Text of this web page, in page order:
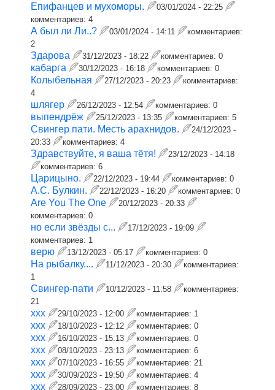
Епифанцев и мухоморы.
03/01/2024 - 22:25
комментариев:4
А был ли Ли..? 03/01/2024 - 14:11
комментариев:
2
Здарова 31/12/2023 - 18:22 комментариев:0
кабарга 30/12/2023 - 16:18 комментариев:0
Колыбельная 27/12/2023 - 20:23
комментариев:
4
шлягер 26/12/2023 - 12:54 комментариев:0
выпендрёж 25/12/2023 - 13:35 комментариев:5
Свингер пати. Месть арахнидов.
24/12/2023 -
20:33
комментариев:4
Здравствуйте, я ваша тётя!
23/12/2023 - 14:18
комментариев:6
Царицыно. 22/12/2023 - 19:44 комментариев:0
А.С. Булкин. 22/12/2023 - 16:20 комментариев:0
Are You The One
20/12/2023 - 20:33
комментариев:0
но если звёзды с...
17/12/2023 - 19:09
комментариев: 1
верю 13/12/2023 - 05:17 комментариев:0
На рыбалку.... 11/12/2023 - 20:30
комментариев:
1
Свингер-пати 10/12/2023 - 11:58
комментариев:
21
ххх 29/10/2023 - 12:00 комментариев: 1
ххх 18/10/2023 - 12:12 комментариев:0
ххх 16/10/2023 - 15:13 комментариев:0
ххх 08/10/2023 - 23:13 комментариев:6
ххх 07/10/2023 - 16:55 комментариев: 21
ххх 30/09/2023 - 19:50 комментариев:4
ххх 28/09/2023 - 23:00 комментариев:8